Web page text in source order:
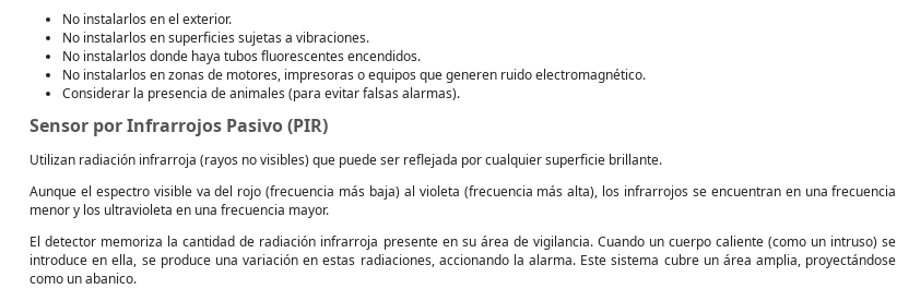
No instalarlos en el exterior.
No instalarlos en superficies sujetas a vibraciones.
No instalarlos donde haya tubos fluorescentes encendidos.
No instalarlos en zonas de motores, impresoras o equipos que generen ruido electromagnético.
Considerar la presencia de animales (para evitar falsas alarmas).
Sensor por Infrarrojos Pasivo (PIR)
Utilizan radiación infrarroja (rayos no visibles) que puede ser reflejada por cualquier superficie brillante.
Aunque el espectro visible va del rojo (frecuencia más baja) al violeta (frecuencia más alta), los infrarrojos se encuentran en una frecuencia
menor y los ultravioleta en una frecuencia mayor.
El detector memoriza la cantidad de radiación infrarroja presente en su área de vigilancia. Cuando un cuerpo caliente (como un intruso) se
introduce en ella, se produce una variación en estas radiaciones, accionando la alarma. Este sistema cubre un área amplia, proyectándose
como un abanico.